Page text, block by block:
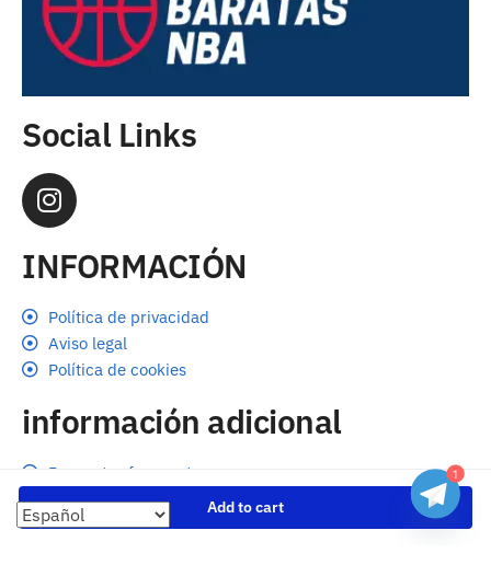
Add to cart
Social Links
INFORMACIÓN
Política de privacidad
Aviso legal
Política de cookies
información adicional
Preguntas frecuentes
Seguimiento de envíos
Formas de pago
1